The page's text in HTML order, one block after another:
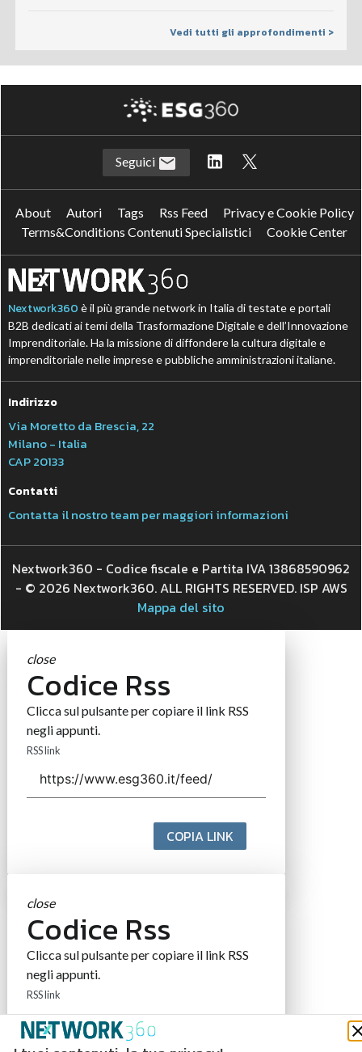
Vedi tutti gli approfondimenti >
Seguici
About Autori Tags Rss Feed
Privacy e Cookie Policy
Terms&Conditions Contenuti Specialistici
Cookie Center
Nextwork360 è il più grande network in Italia di testate e portali
B2B dedicati ai temi della Trasformazione Digitale e dell’Innovazione
Imprenditoriale. Ha la missione di diffondere la cultura digitale e
imprenditoriale nelle imprese e pubbliche amministrazioni italiane.
Indirizzo
Via Moretto da Brescia, 22
Milano - Italia
CAP 20133
Contatti
Contatta il nostro team per maggiori informazioni
Nextwork360 - Codice fiscale e Partita IVA 13868590962
- © 2026 Nextwork360. ALL RIGHTS RESERVED. ISP AWS
Mappa del sito
close
Codice Rss
Clicca sul pulsante per copiare il link RSS
negli appunti.
RSS link
COPIA LINK
close
Codice Rss
Clicca sul pulsante per copiare il link RSS
negli appunti.
RSS link